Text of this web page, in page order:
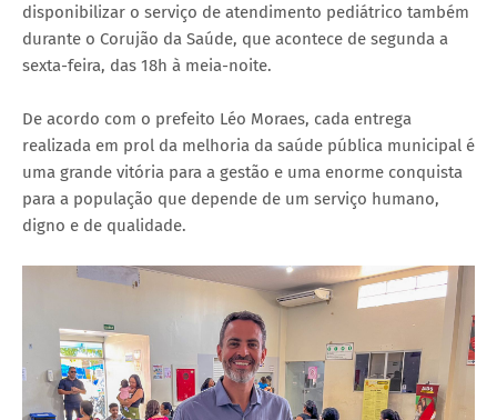
disponibilizar o serviço de atendimento pediátrico também
durante o Corujão da Saúde, que acontece de segunda a
sexta-feira, das 18h à meia-noite.
De acordo com o prefeito Léo Moraes, cada entrega
realizada em prol da melhoria da saúde pública municipal é
uma grande vitória para a gestão e uma enorme conquista
para a população que depende de um serviço humano,
digno e de qualidade.